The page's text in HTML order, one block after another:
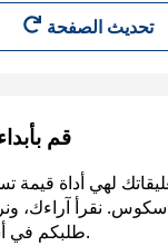
تحديث الصفحة
قم
لهي أداة قيمة
نقرأ آراءك،
طلبكم في أسرع وقت ممكن.